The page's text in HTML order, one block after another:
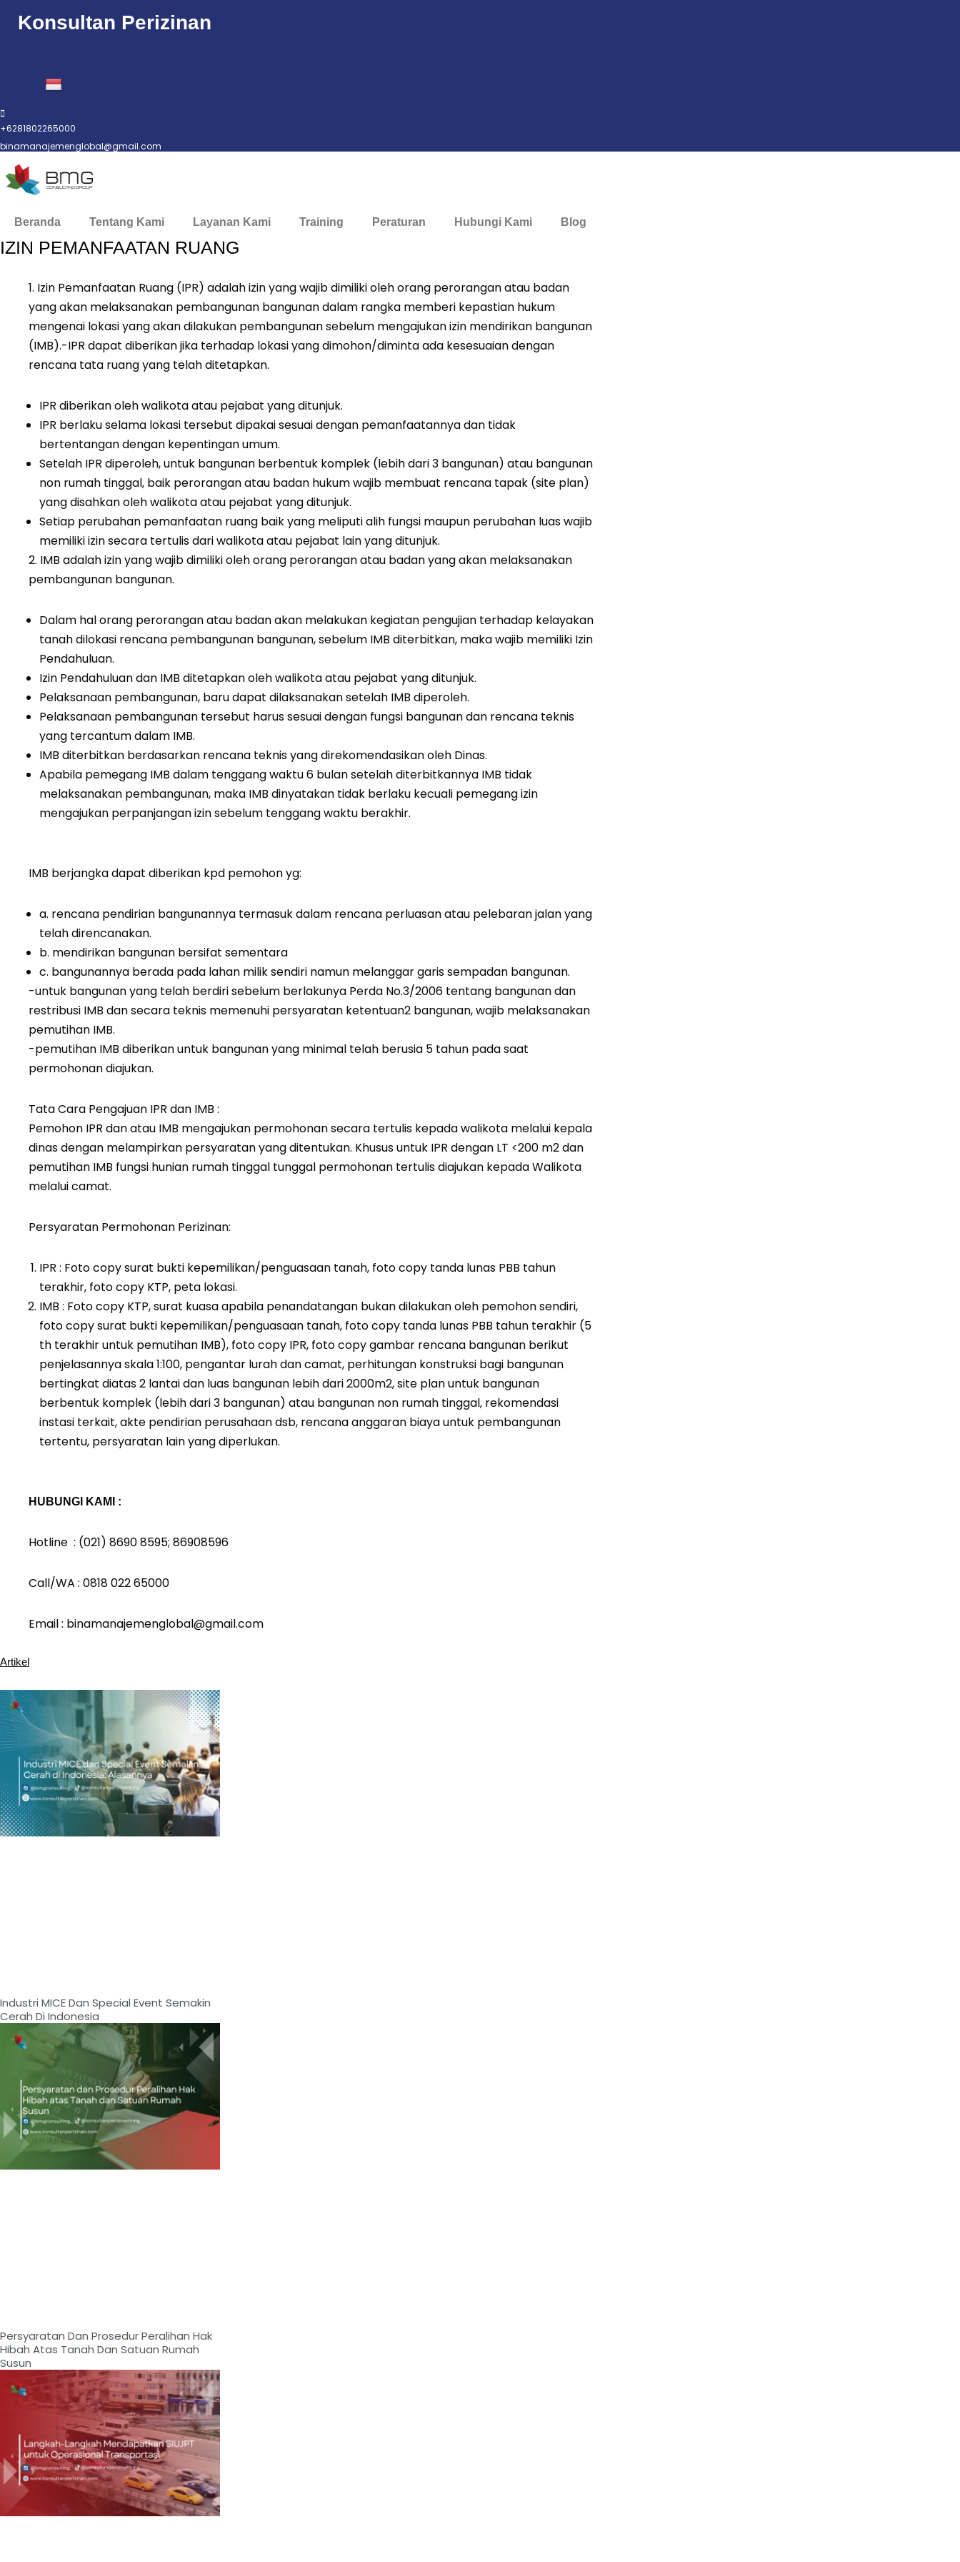
Konsultan Perizinan
+6281802265000
binamanajemenglobal@gmail.com
Beranda Tentang Kami Layanan Kami Training Peraturan Hubungi Kami Blog
IZIN PEMANFAATAN RUANG
1. Izin Pemanfaatan Ruang (IPR) adalah izin yang wajib dimiliki oleh orang perorangan atau badan
yang akan melaksanakan pembangunan bangunan dalam rangka memberi kepastian hukum
mengenai lokasi yang akan dilakukan pembangunan sebelum mengajukan izin mendirikan bangunan
(IMB).-IPR dapat diberikan jika terhadap lokasi yang dimohon/diminta ada kesesuaian dengan
rencana tata ruang yang telah ditetapkan.
IPR diberikan oleh walikota atau pejabat yang ditunjuk.
IPR berlaku selama lokasi tersebut dipakai sesuai dengan pemanfaatannya dan tidak
bertentangan dengan kepentingan umum.
Setelah IPR diperoleh, untuk bangunan berbentuk komplek (lebih dari 3 bangunan) atau bangunan
non rumah tinggal, baik perorangan atau badan hukum wajib membuat rencana tapak (site plan)
yang disahkan oleh walikota atau pejabat yang ditunjuk.
Setiap perubahan pemanfaatan ruang baik yang meliputi alih fungsi maupun perubahan luas wajib
memiliki izin secara tertulis dari walikota atau pejabat lain yang ditunjuk.
2. IMB adalah izin yang wajib dimiliki oleh orang perorangan atau badan yang akan melaksanakan
pembangunan bangunan.
Dalam hal orang perorangan atau badan akan melakukan kegiatan pengujian terhadap kelayakan
tanah dilokasi rencana pembangunan bangunan, sebelum IMB diterbitkan, maka wajib memiliki Izin
Pendahuluan.
Izin Pendahuluan dan IMB ditetapkan oleh walikota atau pejabat yang ditunjuk.
Pelaksanaan pembangunan, baru dapat dilaksanakan setelah IMB diperoleh.
Pelaksanaan pembangunan tersebut harus sesuai dengan fungsi bangunan dan rencana teknis
yang tercantum dalam IMB.
IMB diterbitkan berdasarkan rencana teknis yang direkomendasikan oleh Dinas.
Apabila pemegang IMB dalam tenggang waktu 6 bulan setelah diterbitkannya IMB tidak
melaksanakan pembangunan, maka IMB dinyatakan tidak berlaku kecuali pemegang izin
mengajukan perpanjangan izin sebelum tenggang waktu berakhir.
IMB berjangka dapat diberikan kpd pemohon yg:
a. rencana pendirian bangunannya termasuk dalam rencana perluasan atau pelebaran jalan yang
telah direncanakan.
b. mendirikan bangunan bersifat sementara
c. bangunannya berada pada lahan milik sendiri namun melanggar garis sempadan bangunan.
-untuk bangunan yang telah berdiri sebelum berlakunya Perda No.3/2006 tentang bangunan dan
restribusi IMB dan secara teknis memenuhi persyaratan ketentuan2 bangunan, wajib melaksanakan
pemutihan IMB.
-pemutihan IMB diberikan untuk bangunan yang minimal telah berusia 5 tahun pada saat
permohonan diajukan.
Tata Cara Pengajuan IPR dan IMB :
Pemohon IPR dan atau IMB mengajukan permohonan secara tertulis kepada walikota melalui kepala
dinas dengan melampirkan persyaratan yang ditentukan. Khusus untuk IPR dengan LT <200 m2 dan
pemutihan IMB fungsi hunian rumah tinggal tunggal permohonan tertulis diajukan kepada Walikota
melalui camat.
Persyaratan Permohonan Perizinan:
IPR : Foto copy surat bukti kepemilikan/penguasaan tanah, foto copy tanda lunas PBB tahun
terakhir, foto copy KTP, peta lokasi.
IMB : Foto copy KTP, surat kuasa apabila penandatangan bukan dilakukan oleh pemohon sendiri,
foto copy surat bukti kepemilikan/penguasaan tanah, foto copy tanda lunas PBB tahun terakhir (5
th terakhir untuk pemutihan IMB), foto copy IPR, foto copy gambar rencana bangunan berikut
penjelasannya skala 1:100, pengantar lurah dan camat, perhitungan konstruksi bagi bangunan
bertingkat diatas 2 lantai dan luas bangunan lebih dari 2000m2, site plan untuk bangunan
berbentuk komplek (lebih dari 3 bangunan) atau bangunan non rumah tinggal, rekomendasi
instasi terkait, akte pendirian perusahaan dsb, rencana anggaran biaya untuk pembangunan
tertentu, persyaratan lain yang diperlukan.
HUBUNGI KAMI :
Hotline : (021) 8690 8595; 86908596
Call/WA : 0818 022 65000
Email : binamanajemenglobal@gmail.com
Artikel
Industri MICE Dan Special Event Semakin
Cerah Di Indonesia
Persyaratan Dan Prosedur Peralihan Hak
Hibah Atas Tanah Dan Satuan Rumah
Susun